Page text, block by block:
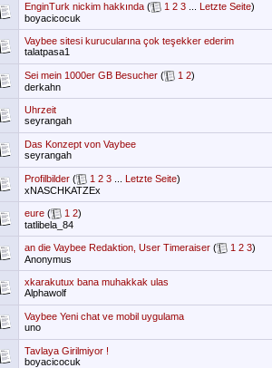
EnginTurk nickim hakkında ( 1 2 3 Letzte Seite)
boyacicocuk
Vaybee sitesi kurucularına çok teşekker ederim
talatpasa1
Sei mein 1000er GB Besucher ( 1 2)
derkahn
Uhrzeit
seyrangah
Das Konzept von Vaybee
seyrangah
Profilbilder ( 1 2 3 Letzte Seite)
xNASCHKATZEx
eure ( 1 2)
tatlibela_84
an die Vaybee Redaktion, User Timeraiser ( 1 2 3)
Anonymus
xkarakutux bana muhakkak ulas
Alphawolf
Vaybee Yeni chat ve mobil uygulama
uno
Tavlaya Girilmiyor !
boyacicocuk